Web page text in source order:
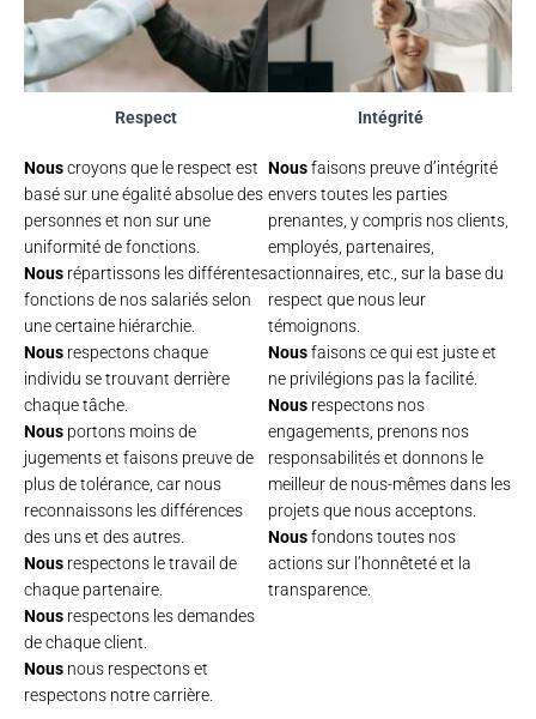
Respect
Nouscroyons que le respect est
basé sur une égalité absolue des
personnes et non sur une
uniformité de fonctions.
Nous répartissons les différentes
fonctions de nos salariés selon
une certaine hiérarchie.
Nous respectons chaque
individu se trouvant derrière
chaque tâche.
Nous portons moins de
jugements et faisons preuve de
plus de tolérance, car nous
reconnaissons les différences
des uns et des autres.
Nous respectons le travail de
chaque partenaire.
Nous respectons les demandes
de chaque client.
Nous nous respectons et
respectons notre carrière.
Intégrité
Nousfaisons preuve d’intégrité
envers toutes les parties
prenantes, y compris nos clients,
employés, partenaires,
actionnaires, etc., sur la base du
respect que nous leur
témoignons.
Nousfaisons ce qui est juste et
ne privilégions pas la facilité.
Nous respectons nos
engagements, prenons nos
responsabilités et donnons le
meilleur de nous-mêmes dans les
projets que nous acceptons.
Nousfondons toutes nos
actions sur l’honnêteté et la
transparence.